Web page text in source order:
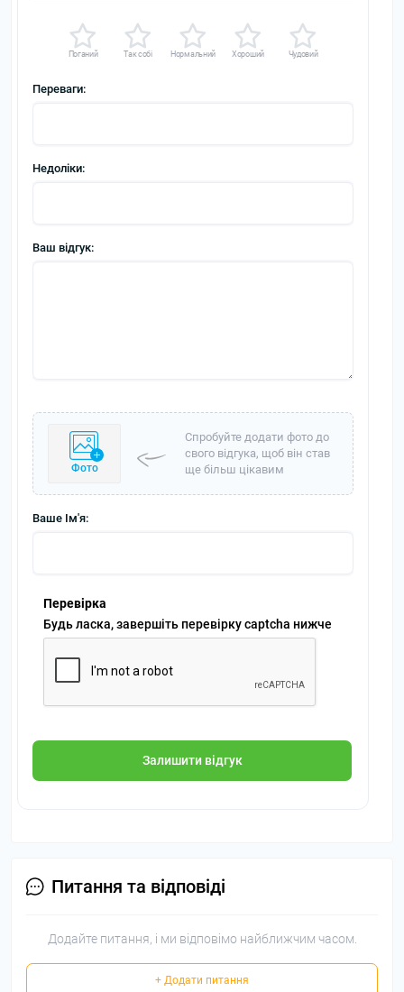
Поганий Так собі Нормальний Хороший Чудовий
Переваги:
Недоліки:
Ваш відгук:
Фото
Спробуйте додати фото до
свого відгука, щоб він став
ще більш цікавим
Ваше Ім'я:
Перевірка
Будь ласка, завершіть перевірку captcha нижче
Залишити відгук
Питання та відповіді
Додайте питання, і ми відповімо найближчим часом.
+ Додати питання